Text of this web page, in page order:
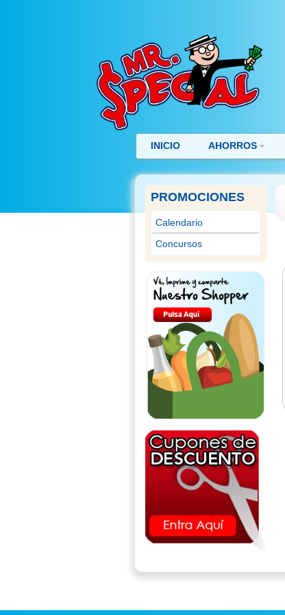
INICIO AHORROS
PROMOCIONES
Calendario
Concursos